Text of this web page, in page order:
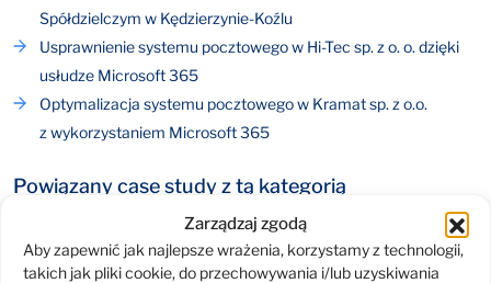
Zarządzaj zgodą
Aby zapewnić jak najlepsze wrażenia, korzystamy z technologii,
takich jak pliki cookie, do przechowywania i/lub uzyskiwania
Spółdzielczym w Kędzierzynie-Koźlu
Usprawnienie systemu pocztowego w Hi-Tec sp. z o. o. dzięki
usłudze Microsoft 365
Optymalizacja systemu pocztowego w Kramat sp. z o.o.
z wykorzystaniem Microsoft 365
Powiązany case study z tą kategorią